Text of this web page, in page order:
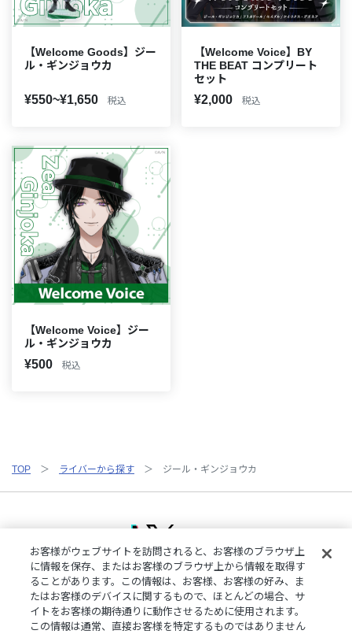
【Welcome Goods】ジー
ル・ギンジョウカ
¥550~¥1,650 税込
【Welcome Voice】BY
THE BEAT コンプリート
セット
¥2,000 税込
【Welcome Voice】ジー
ル・ギンジョウカ
¥500 税込
TOP ライバーから探す ジール・ギンジョウカ
ご利用規約プライバシーポリシー
特定商取引法に基づく表記
ご利用ガイドよくある質問お問い合わせにじさんじ公式サイト
クッキーの詳細
お客様がウェブサイトを訪問されると、お客様のブラウザ上
に情報を保存、またはお客様のブラウザ上から情報を取得す
ることがあります。この情報は、お客様、お客様の好み、ま
たはお客様のデバイスに関するもので、ほとんどの場合、サ
イトをお客様の期待通りに動作させるために使用されます。
この情報は通常、直接お客様を特定するものではありません